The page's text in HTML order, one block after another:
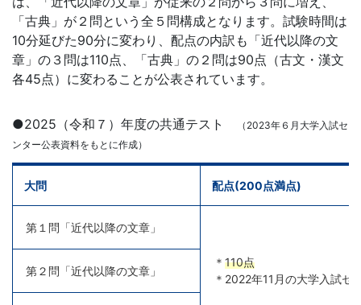
「古典」が２問という全５問構成となります。試験時間は
10分延びた90分に変わり、配点の内訳も「近代以降の文
章」の３問は110点、「古典」の２問は90点（古文・漢文
各45点）に変わることが公表されています。
●2025（令和７）年度の共通テスト
（2023年６月大学入試セ
ンター公表資料をもとに作成）
大問 配点(200点満点)
第１問「近代以降の文章」
＊ 110点
＊2022年11月の大学入試
第２問「近代以降の文章」